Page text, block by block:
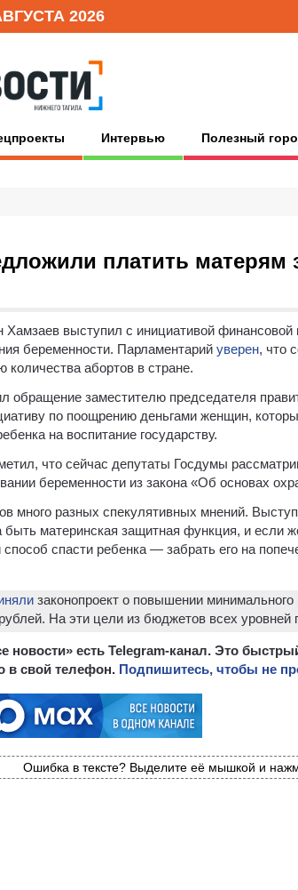
2026
Интервью Полезный
платить матерям
выступил с инициативой
беременности. Парламентарий уверен, что
количества абортов в стране.
обращение заместителю председателя
по поощрению деньгами женщин,
на воспитание государству.
что сейчас депутаты Госдумы
беременности из закона «Об основах
много разных спекулятивных мнений.
быть материнская защитная функция, и если
спасти ребенка — забрать его на
законопроект о повышении
На эти цели из бюджетов всех уровней
новости» есть Telegram-канал. Это
в свой телефон. Подпишитесь, чтобы не
Ошибка в тексте? Выделите её мышкой и